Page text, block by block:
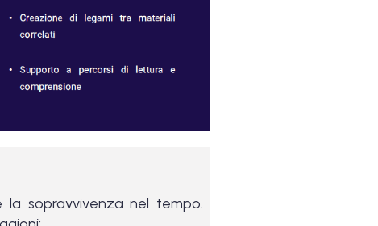
sopravvivenza nel tempo.